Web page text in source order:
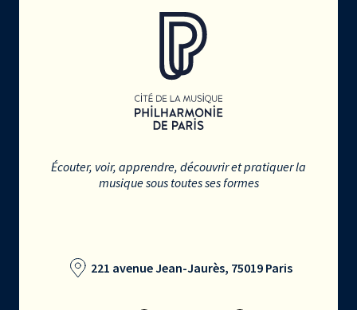
Écouter, voir, apprendre, découvrir et pratiquer la
musique sous toutes ses formes
221 avenue Jean-Jaurès, 75019 Paris